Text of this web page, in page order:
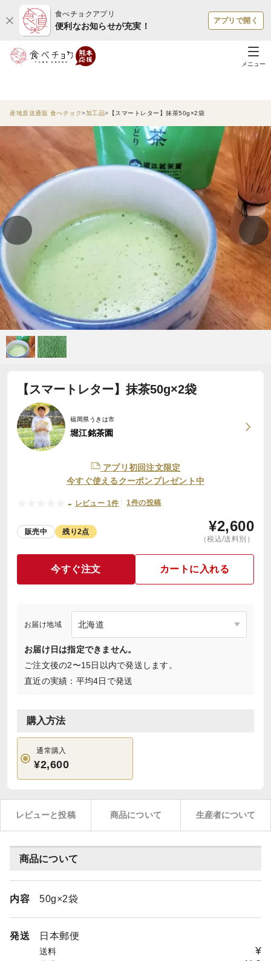
食べチョクアプリ
便利なお知らせが充実！
アプリで開く
メニュー
産地直送通販 食べチョク 加工品 【スマートレター】抹茶50g×2袋
【スマートレター】抹茶50g×2袋
福岡県うきは市
堀江銘茶園
アプリ初回注文限定
今すぐ使えるクーポンプレゼント中
- レビュー 1件 1件の投稿
販売中 残り2点 ¥2,600
（税込/送料別）
今すぐ注文 カートに入れる
お届け地域
お届け日は指定できません。
ご注文後の2〜15日以内で発送します。
直近の実績：平均4日で発送
購入方法
通常購入
¥2,600
レビューと投稿 商品について 生産者について
商品について
内容 50g×2袋
発送 日本郵便
送料 ¥